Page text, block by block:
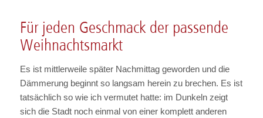
Für jeden Geschmack der passende
Weihnachtsmarkt
Es ist mittlerweile später Nachmittag geworden und die
Dämmerung beginnt so langsam herein zu brechen. Es ist
tatsächlich so wie ich vermutet hatte: im Dunkeln zeigt
sich die Stadt noch einmal von einer komplett anderen